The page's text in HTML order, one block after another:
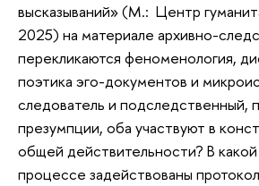
высказываний» (М.: Центр
2025) на материале архивно-
перекликаются феноменология,
поэтика эго-документов и
следователь и подследственный,
презумпции, оба участвуют в
общей действительности? В
процессе задействованы